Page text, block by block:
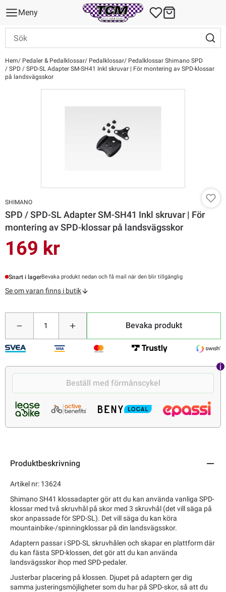
Meny
Hem Pedaler & Pedalklossar Pedalklossar
Pedalklossar Shimano SPD
SPD / SPD-SL Adapter SM-SH41 Inkl skruvar | För montering av SPD-klossar
på landsvägsskor
SHIMANO
SPD / SPD-SL Adapter SM-SH41 Inkl skruvar | För
montering av SPD-klossar på landsvägsskor
169 kr
Snart i lagerBevaka produkt nedan och få mail när den blir tillgänglig
Se om varan finns i butik
Bevaka produkt
Beställ med förmånscykel
Produktbeskrivning
Artikel nr: 13624
Shimano SH41 klossadapter gör att du kan använda vanliga SPD-
klossar med två skruvhål på skor med 3 skruvhål (det vill säga på
skor anpassade för SPD-SL). Det vill säga du kan köra
mountainbike-/spinningklossar på din landsvägsskor.
Adaptern passar i SPD-SL skruvhålen och skapar en plattform där
du kan fästa SPD-klossen, det gör att du kan använda
landsvägsskor ihop med SPD-pedaler.
Justerbar placering på klossen. Djupet på adaptern ger dig
samma justeringsmöjligheter som du har på SPD-skor, så att du